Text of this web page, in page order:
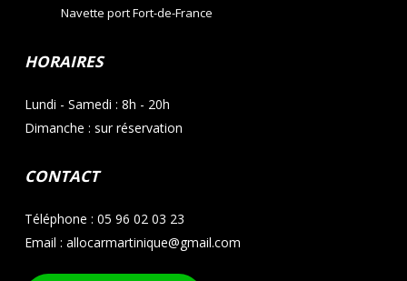
Navette port Fort-de-France
HORAIRES
Lundi - Samedi : 8h - 20h
Dimanche : sur réservation
CONTACT
Téléphone : 05 96 02 03 23
Email : allocarmartinique@gmail.com